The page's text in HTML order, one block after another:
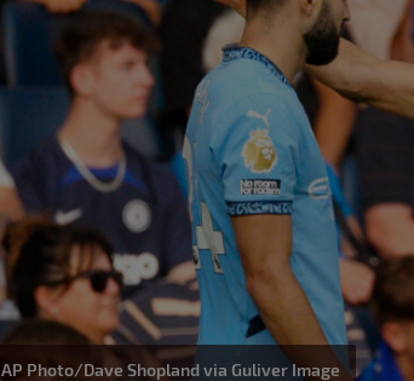
AP Photo/Dave Shopland via Guliver Image